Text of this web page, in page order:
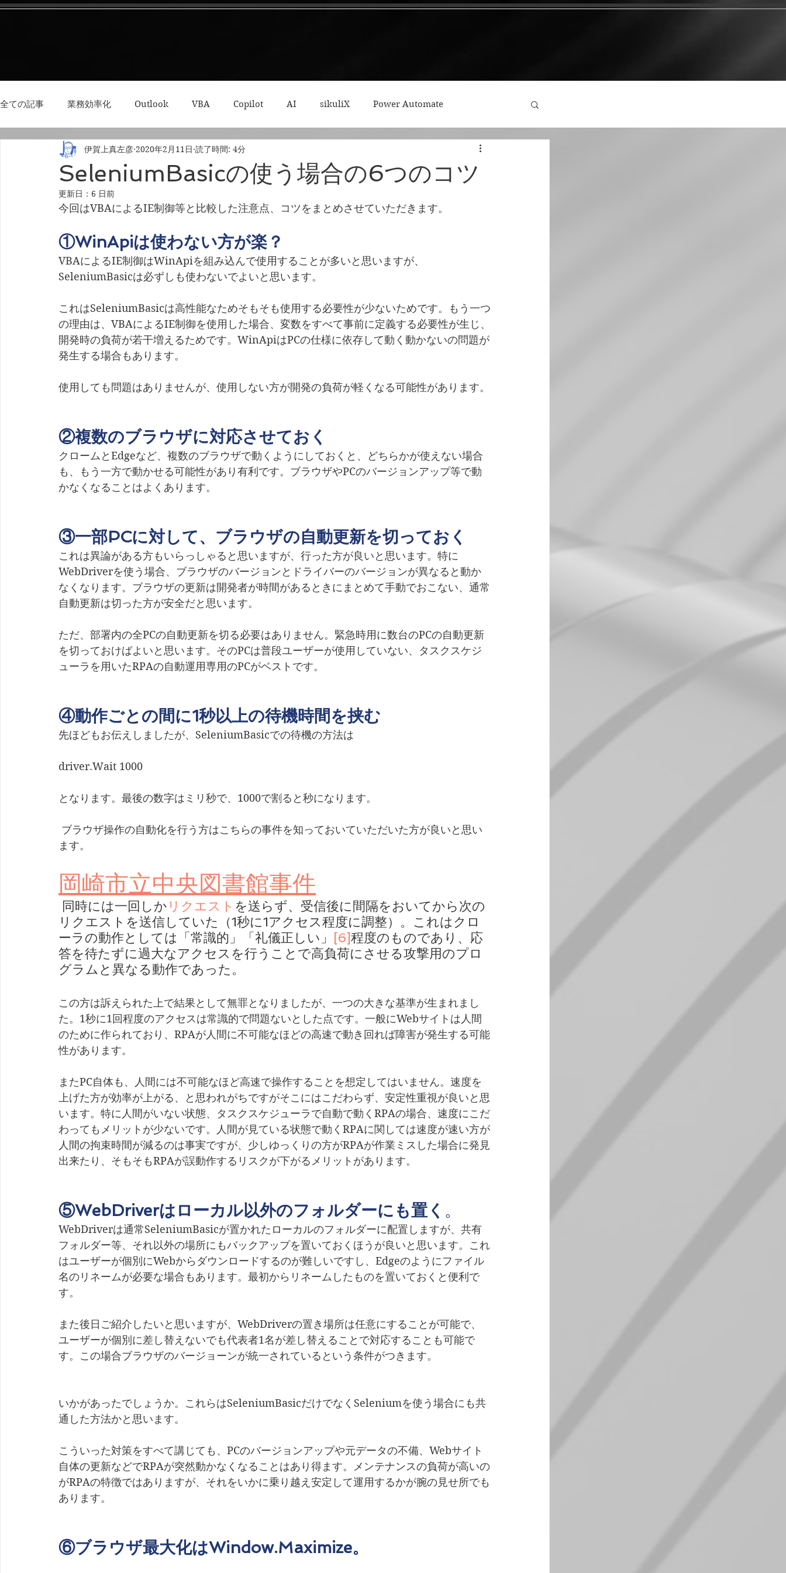
全ての記事 業務効率化 Outlook VBA Copilot AI sikuliX Power Automate
3Dプリント・模型 Python RPA 集中力・ディープワーク
SeleniumBasicの使う場合の6つのコツ
伊賀上真左彦 2020年2月11日 読了時間: 4分
更新日： 6 日前
今回はVBAによるIE制御等と比較した注意点、コツをまとめさせていただきます。
①WinApiは使わない方が楽？
VBAによるIE制御はWinApiを組み込んで使用することが多いと思いますが、
SeleniumBasicは必ずしも使わないでよいと思います。
これはSeleniumBasicは高性能なためそもそも使用する必要性が少ないためです。もう一つ
の理由は、VBAによるIE制御を使用した場合、変数をすべて事前に定義する必要性が生じ、
開発時の負荷が若干増えるためです。WinApiはPCの仕様に依存して動く動かないの問題が
発生する場合もあります。
使用しても問題はありませんが、使用しない方が開発の負荷が軽くなる可能性があります。
②複数のブラウザに対応させておく
クロームとEdgeなど、複数のブラウザで動くようにしておくと、どちらかが使えない場合
も、もう一方で動かせる可能性があり有利です。ブラウザやPCのバージョンアップ等で動
かなくなることはよくあります。
③一部PCに対して、ブラウザの自動更新を切っておく
これは異論がある方もいらっしゃると思いますが、行った方が良いと思います。特に
WebDriverを使う場合、ブラウザのバージョンとドライバーのバージョンが異なると動か
なくなります。ブラウザの更新は開発者が時間があるときにまとめて手動でおこない、通常
自動更新は切った方が安全だと思います。
ただ、部署内の全PCの自動更新を切る必要はありません。緊急時用に数台のPCの自動更新
を切っておけばよいと思います。そのPCは普段ユーザーが使用していない、タスクスケジ
ューラを用いたRPAの自動運用専用のPCがベストです。
④動作ごとの間に1秒以上の待機時間を挟む
先ほどもお伝えしましたが、SeleniumBasicでの待機の方法は
driver.Wait 1000
となります。最後の数字はミリ秒で、1000で割ると秒になります。
ます。
岡崎市立中央図書館事件
同時には一回しか リクエスト を送らず、受信後に間隔をおいてから次の
リクエストを送信していた（1秒に1アクセス程度に調整）。これはクロ
ーラの動作としては「常識的」「礼儀正しい」 [6]程度のものであり、応
答を待たずに過大なアクセスを行うことで高負荷にさせる攻撃用のプロ
グラムと異なる動作であった。
この方は訴えられた上で結果として無罪となりましたが、一つの大きな基準が生まれまし
た。1秒に1回程度のアクセスは常識的で問題ないとした点です。一般にWebサイトは人間
のために作られており、RPAが人間に不可能なほどの高速で動き回れば障害が発生する可能
性があります。
またPC自体も、人間には不可能なほど高速で操作することを想定してはいません。速度を
上げた方が効率が上がる、と思われがちですがそこにはこだわらず、安定性重視が良いと思
います。特に人間がいない状態、タスクスケジューラで自動で動くRPAの場合、速度にこだ
わってもメリットが少ないです。人間が見ている状態で動くRPAに関しては速度が速い方が
人間の拘束時間が減るのは事実ですが、少しゆっくりの方がRPAが作業ミスした場合に発見
出来たり、そもそもRPAが誤動作するリスクが下がるメリットがあります。
⑤WebDriverはローカル以外のフォルダーにも置く 。
WebDriverは通常SeleniumBasicが置かれたローカルのフォルダーに配置しますが、共有
フォルダー等、それ以外の場所にもバックアップを置いておくほうが良いと思います。これ
はユーザーが個別にWebからダウンロードするのが難しいですし、Edgeのようにファイル
名のリネームが必要な場合もあります。最初からリネームしたものを置いておくと便利で
す。
また後日ご紹介したいと思いますが、WebDriverの置き場所は任意にすることが可能で、
ユーザーが個別に差し替えないでも代表者1名が差し替えることで対応することも可能で
す。この場合ブラウザのバージョーンが統一されているという条件がつきます。
いかがあったでしょうか。これらはSeleniumBasicだけでなくSeleniumを使う場合にも共
通した方法かと思います。
こういった対策をすべて講じても、PCのバージョンアップや元データの不備、Webサイト
自体の更新などでRPAが突然動かなくなることはあり得ます。メンテナンスの負荷が高いの
がRPAの特徴ではありますが、それをいかに乗り越え安定して運用するかが腕の見せ所でも
あります。
⑥ブラウザ最大化はWindow.Maximize。